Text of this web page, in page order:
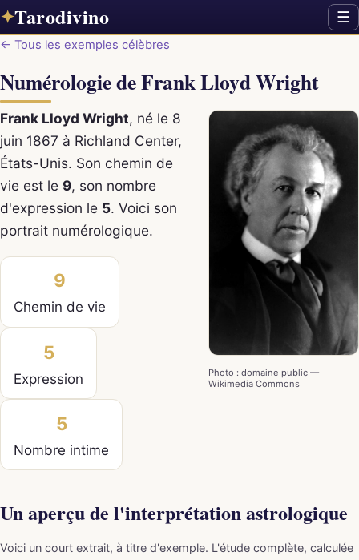
✦Tarodivino ☰
← Tous les exemples célèbres
Numérologie de Frank Lloyd Wright
Photo : domaine public —
Wikimedia Commons
Frank Lloyd Wright, né le 8
juin 1867 à Richland Center,
États-Unis. Son chemin de
vie est le 9, son nombre
d'expression le 5. Voici son
portrait numérologique.
9
Chemin de vie
5
Expression
5
Nombre intime
Un aperçu de l'interprétation astrologique
Voici un court extrait, à titre d'exemple. L'étude complète, calculée